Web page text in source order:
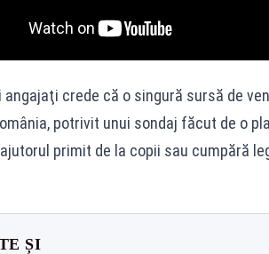
angajaţi crede că o singură sursă de
potrivit unui sondaj făcut de o
primit de la copii sau cumpără
ȘI